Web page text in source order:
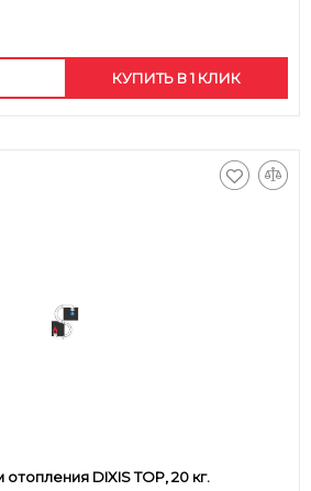
КУПИТЬ В 1 КЛИК
DIXIS TOP, 20 кг.